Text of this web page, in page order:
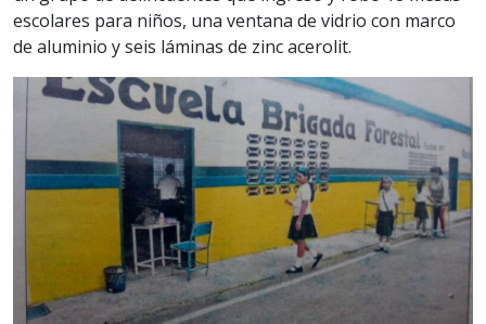
escolares para niños, una ventana de vidrio con marco
de aluminio y seis láminas de zinc acerolit.